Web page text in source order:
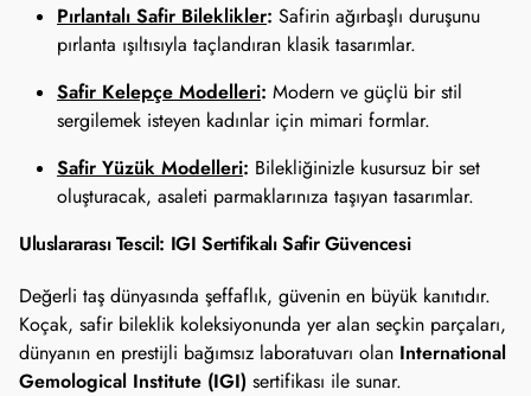
Pırlantalı Safir Bileklikler: Safirin ağırbaşlı duruşunu
pırlanta ışıltısıyla taçlandıran klasik tasarımlar.
Safir Kelepçe Modelleri: Modern ve güçlü bir stil
sergilemek isteyen kadınlar için mimari formlar.
Safir Yüzük Modelleri: Bilekliğinizle kusursuz bir set
oluşturacak, asaleti parmaklarınıza taşıyan tasarımlar.
Uluslararası Tescil: IGI Sertifikalı Safir Güvencesi
Değerli taş dünyasında şeffaflık, güvenin en büyük kanıtıdır.
Koçak, safir bileklik koleksiyonunda yer alan seçkin parçaları,
dünyanın en prestijli bağımsız laboratuvarı olan International
Gemological Institute (IGI) sertifikası ile sunar.